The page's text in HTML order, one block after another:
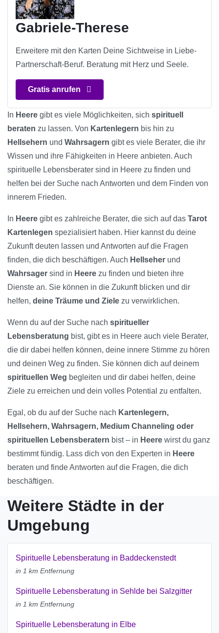
Gabriele-Therese
Erweitere mit den Karten Deine Sichtweise in Liebe-
Partnerschaft-Beruf. Beratung mit Herz und Seele.
Gratis anrufen
In Heere gibt es viele Möglichkeiten, sich spirituell
beraten zu lassen. Von Kartenlegern bis hin zu
Hellsehern und Wahrsagern gibt es viele Berater, die ihr
Wissen und ihre Fähigkeiten in Heere anbieten. Auch
spirituelle Lebensberater sind in Heere zu finden und
helfen bei der Suche nach Antworten und dem Finden von
innerem Frieden.
In Heere gibt es zahlreiche Berater, die sich auf das Tarot
Kartenlegen spezialisiert haben. Hier kannst du deine
Zukunft deuten lassen und Antworten auf die Fragen
finden, die dich beschäftigen. Auch Hellseher und
Wahrsager sind in Heere zu finden und bieten ihre
Dienste an. Sie können in die Zukunft blicken und dir
helfen, deine Träume und Ziele zu verwirklichen.
Wenn du auf der Suche nach spiritueller
Lebensberatung bist, gibt es in Heere auch viele Berater,
die dir dabei helfen können, deine innere Stimme zu hören
und deinen Weg zu finden. Sie können dich auf deinem
spirituellen Weg begleiten und dir dabei helfen, deine
Ziele zu erreichen und dein volles Potential zu entfalten.
Egal, ob du auf der Suche nach Kartenlegern,
Hellsehern, Wahrsagern, Medium Channeling oder
spirituellen Lebensberatern bist – in Heere wirst du ganz
bestimmt fündig. Lass dich von den Experten in Heere
beraten und finde Antworten auf die Fragen, die dich
beschäftigen.
Weitere Städte in der
Umgebung
Spirituelle Lebensberatung in Baddeckenstedt
in 1 km Entfernung
Spirituelle Lebensberatung in Sehlde bei Salzgitter
in 1 km Entfernung
Spirituelle Lebensberatung in Elbe